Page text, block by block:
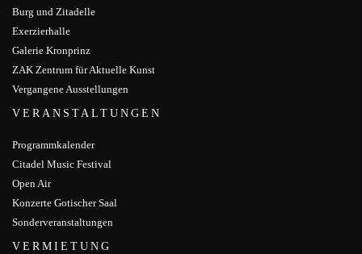
Burg und Zitadelle
Exerzierhalle
Galerie Kronprinz
ZAK Zentrum für Aktuelle Kunst
Vergangene Ausstellungen
VERANSTALTUNGEN
Programmkalender
Citadel Music Festival
Open Air
Konzerte Gotischer Saal
Sonderveranstaltungen
VERMIETUNG